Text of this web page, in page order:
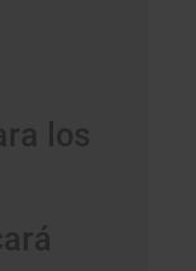
los